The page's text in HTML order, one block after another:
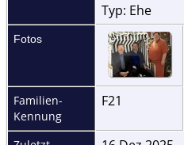
Typ: Ehe
Fotos
Familien-
Kennung
F21